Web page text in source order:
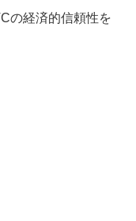
の経済的信頼性を